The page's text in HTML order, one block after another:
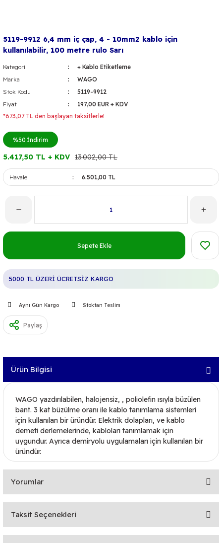
5119-9912 6,4 mm iç çap, 4 - 10mm2 kablo için
kullanılabilir, 100 metre rulo Sarı
Kategori
⁕ Kablo Etiketleme
Marka
WAGO
Stok Kodu
5119-9912
Fiyat
197,00 EUR + KDV
*673,07 TL den başlayan taksitlerle!
%50 İndirim
5.417,50 TL + KDV 13.002,00 TL
Havale 6.501,00 TL
Sepete Ekle
5000 TL ÜZERİ ÜCRETSİZ KARGO
Aynı Gün Kargo Stoktan Teslim
Paylaş
Ürün Bilgisi
WAGO yazdırılabilen, halojensiz, , poliolefin ısıyla büzülen
bant. 3 kat büzülme oranı ile kablo tanımlama sistemleri
için kullanılan bir üründür. Elektrik dolapları, ve kablo
demeti derlemelerinde, kabloları tanımlamak için
uygundur. Ayrıca demiryolu uygulamaları için kullanılan bir
üründür.
Yorumlar
Bu ürüne ilk yorumu siz yapın!
Taksit Seçenekleri